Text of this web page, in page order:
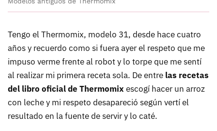
Tengo el Thermomix, modelo 31, desde hace cuatro
años y recuerdo como si fuera ayer el respeto que me
impuso verme frente al robot y lo torpe que me sentí
al realizar mi primera receta sola. De entre las recetas
del libro oficial de Thermomix escogí hacer un arroz
con leche y mi respeto desapareció según vertí el
resultado en la fuente de servir y lo caté.